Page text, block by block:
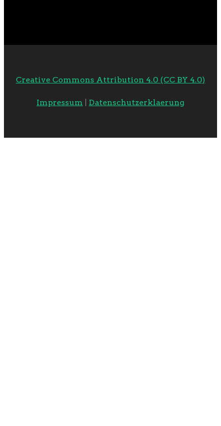
Creative Commons Attribution 4.0 (CC BY 4.0)
Impressum Datenschutzerklaerung